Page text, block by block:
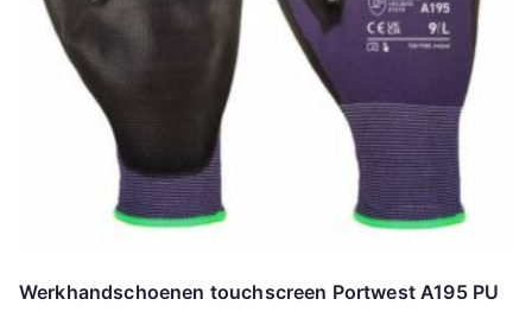
Werkhandschoenen touchscreen Portwest A195 PU